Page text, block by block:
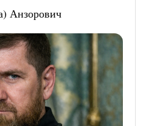
Анзорович